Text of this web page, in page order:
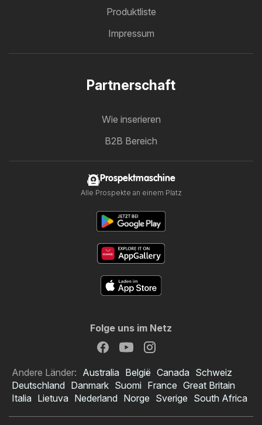
Produktliste
Impressum
Partnerschaft
Wie inserieren
B2B Bereich
Prospektmaschine
Alle Prospekte an einem Platz
Folge uns im Netz
Andere Länder: Australia België Canada Schweiz
Deutschland Danmark Suomi France Great Britain
Italia Lietuva Nederland Norge Sverige South Africa